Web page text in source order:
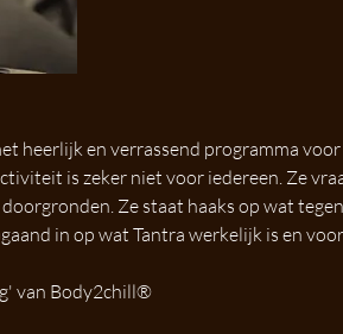
heerlijk en verrassend programma
is zeker niet voor iedereen. Ze
Ze staat haaks op wat
in op wat Tantra werkelijk is en
van Body2chill®